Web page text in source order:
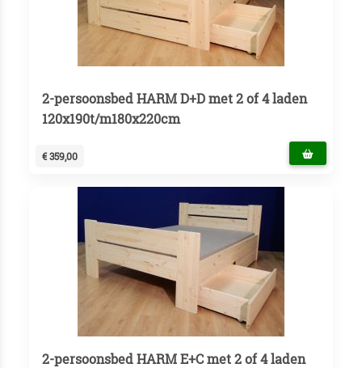
2-persoonsbed HARM D+D met 2 of 4 laden
120x190t/m180x220cm
€ 359,00
2-persoonsbed HARM E+C met 2 of 4 laden